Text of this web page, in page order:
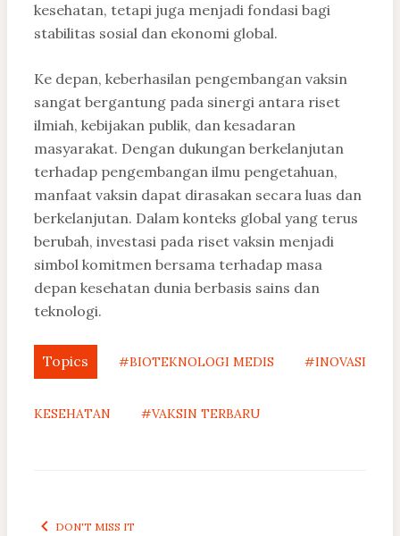
kesehatan, tetapi juga menjadi fondasi bagi
stabilitas sosial dan ekonomi global.
Ke depan, keberhasilan pengembangan vaksin
sangat bergantung pada sinergi antara riset
ilmiah, kebijakan publik, dan kesadaran
masyarakat. Dengan dukungan berkelanjutan
terhadap pengembangan ilmu pengetahuan,
manfaat vaksin dapat dirasakan secara luas dan
berkelanjutan. Dalam konteks global yang terus
berubah, investasi pada riset vaksin menjadi
simbol komitmen bersama terhadap masa
depan kesehatan dunia berbasis sains dan
teknologi.
Topics #BIOTEKNOLOGI MEDIS #INOVASI
KESEHATAN #VAKSIN TERBARU
DON'T MISS IT